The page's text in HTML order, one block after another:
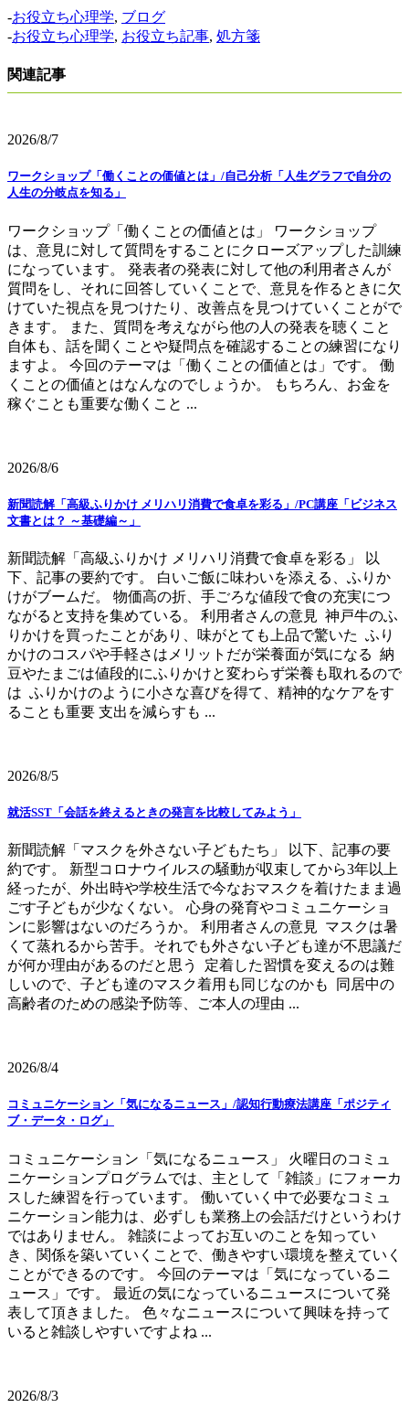
-お役立ち心理学, ブログ
-お役立ち心理学, お役立ち記事, 処方箋
関連記事
2026/8/7
ワークショップ「働くことの価値とは」/自己分析「人生グラフで自分の
人生の分岐点を知る」
ワークショップ「働くことの価値とは」 ワークショップ
は、意見に対して質問をすることにクローズアップした訓練
になっています。 発表者の発表に対して他の利用者さんが
質問をし、それに回答していくことで、意見を作るときに欠
けていた視点を見つけたり、改善点を見つけていくことがで
きます。 また、質問を考えながら他の人の発表を聴くこと
自体も、話を聞くことや疑問点を確認することの練習になり
ますよ。 今回のテーマは「働くことの価値とは」です。 働
くことの価値とはなんなのでしょうか。 もちろん、お金を
稼ぐことも重要な働くこと ...
2026/8/6
新聞読解「高級ふりかけ メリハリ消費で食卓を彩る」/PC講座「ビジネス
文書とは？ ～基礎編～」
新聞読解「高級ふりかけ メリハリ消費で食卓を彩る」 以
下、記事の要約です。 白いご飯に味わいを添える、ふりか
けがブームだ。 物価高の折、手ごろな値段で食の充実につ
ながると支持を集めている。 利用者さんの意見 神戸牛のふ
りかけを買ったことがあり、味がとても上品で驚いた ふり
かけのコスパや手軽さはメリットだが栄養面が気になる 納
豆やたまごは値段的にふりかけと変わらず栄養も取れるので
は ふりかけのように小さな喜びを得て、精神的なケアをす
ることも重要 支出を減らすも ...
2026/8/5
就活SST「会話を終えるときの発言を比較してみよう」
新聞読解「マスクを外さない子どもたち」 以下、記事の要
約です。 新型コロナウイルスの騒動が収束してから3年以上
経ったが、外出時や学校生活で今なおマスクを着けたまま過
ごす子どもが少なくない。 心身の発育やコミュニケーショ
ンに影響はないのだろうか。 利用者さんの意見 マスクは暑
くて蒸れるから苦手。それでも外さない子ども達が不思議だ
が何か理由があるのだと思う 定着した習慣を変えるのは難
しいので、子ども達のマスク着用も同じなのかも 同居中の
高齢者のための感染予防等、ご本人の理由 ...
2026/8/4
コミュニケーション「気になるニュース」/認知行動療法講座「ポジティ
ブ・データ・ログ」
コミュニケーション「気になるニュース」 火曜日のコミュ
ニケーションプログラムでは、主として「雑談」にフォーカ
スした練習を行っています。 働いていく中で必要なコミュ
ニケーション能力は、必ずしも業務上の会話だけというわけ
ではありません。 雑談によってお互いのことを知ってい
き、関係を築いていくことで、働きやすい環境を整えていく
ことができるのです。 今回のテーマは「気になっているニ
ュース」です。 最近の気になっているニュースについて発
表して頂きました。 色々なニュースについて興味を持って
いると雑談しやすいですよね ...
2026/8/3